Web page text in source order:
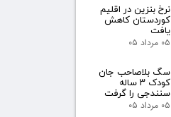
نرخ بنزین در اقلیم
کوردستان کاهش
یافت
۰۵ مرداد ۰۵
سگ بلاصاحب جان
کودک ۳ ساله
سنندجی را گرفت
۰۵ مرداد ۰۵